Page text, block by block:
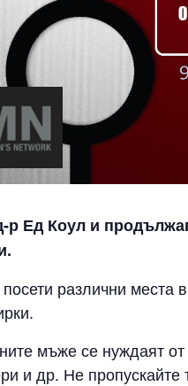
р Ед Коул и
различни места
мъже се нуждаят
и др. Не пропускайте